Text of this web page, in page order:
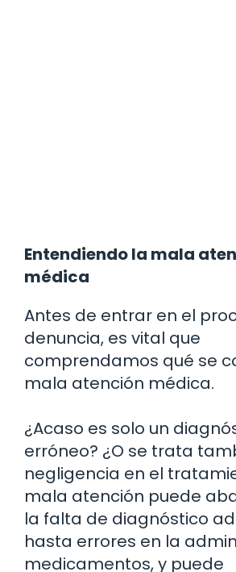
Entendiendo la mala
médica
Antes de entrar en el
denuncia, es vital que
comprendamos qué se
mala atención médica.
¿Acaso es solo un
erróneo? ¿O se trata
negligencia en el
mala atención puede
la falta de diagnóstico
hasta errores en la
medicamentos, y puede